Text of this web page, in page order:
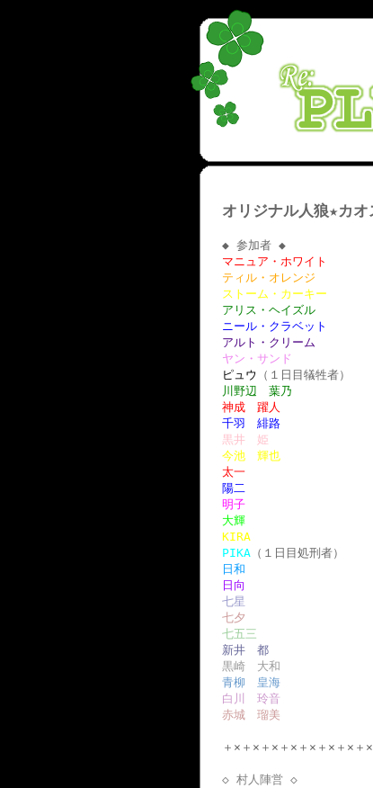
オリジナル人狼★カオ
◆ 参加者 ◆
マニュア・ホワイト
ティル・オレンジ
ストーム・カーキー
アリス・ヘイズル
ニール・クラベット
アルト・クリーム
ヤン・サンド
ピュウ
（１日目犠牲者）
川野辺 葉乃
神成 躍人
千羽 緋路
黒井 姫
今池 輝也
太一
陽二
明子
大輝
KIRA
PIKA （１日目処刑者）
日和
日向
七星
七夕
七五三
新井 都
黒崎 大和
青柳 皇海
白川 玲音
赤城 瑠美
＋×＋×＋×＋×＋×＋×＋×＋
◇ 村人陣営 ◇